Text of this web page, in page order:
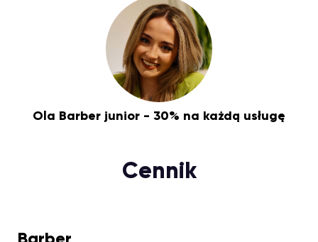
Ola Barber junior - 30% na każdą usługę
Cennik